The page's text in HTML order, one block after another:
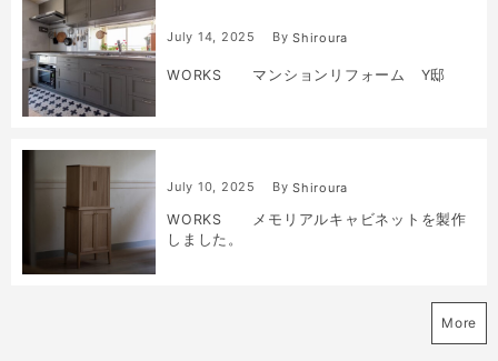
July 14, 2025 By Shiroura
WORKS マンションリフォーム Y邸
July 10, 2025 By Shiroura
WORKS メモリアルキャビネットを製作
しました。
More